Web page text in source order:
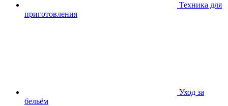
Техника для
приготовления
Уход за
бельём